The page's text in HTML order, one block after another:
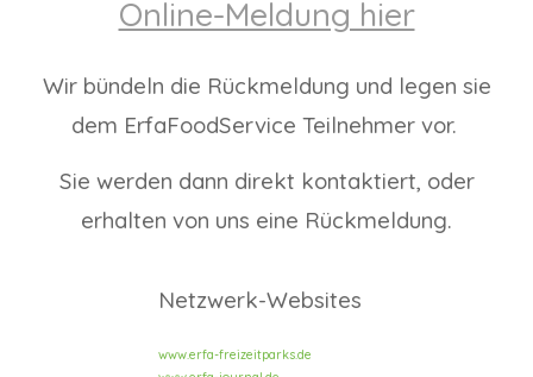
Online-Meldung hier
Wir bündeln die Rückmeldung und legen sie
dem ErfaFoodService Teilnehmer vor.
Sie werden dann direkt kontaktiert, oder
erhalten von uns eine Rückmeldung.
Netzwerk-Websites
www.erfa-freizeitparks.de